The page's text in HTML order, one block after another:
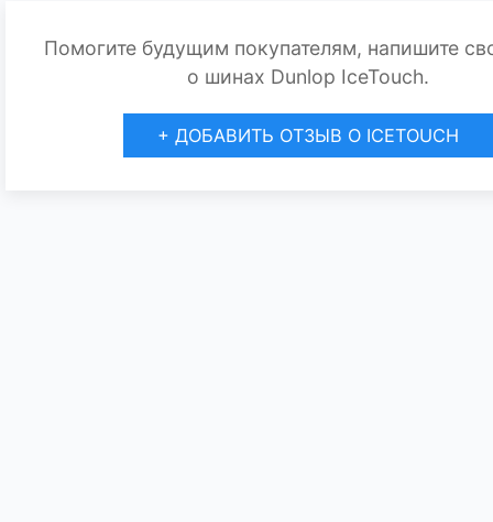
Помогите будущим покупателям, напишите
о шинах Dunlop IceTouch.
+ ДОБАВИТЬ ОТЗЫВ О ICETOUCH